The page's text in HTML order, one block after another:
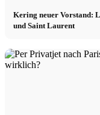
Kering neuer Vorstand:
und Saint Laurent